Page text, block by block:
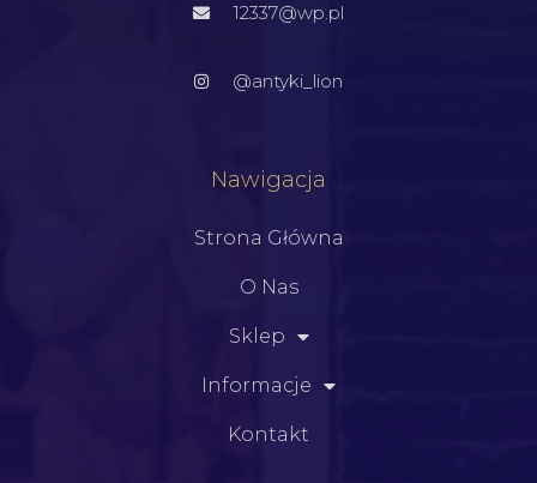
12337@wp.pl
@antyki_lion
Nawigacja
Strona Główna
O Nas
Sklep
Informacje
Kontakt